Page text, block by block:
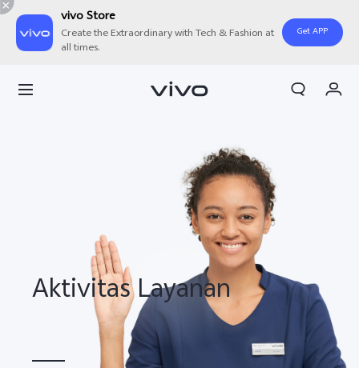
vivo Store
Create the Extraordinary with Tech & Fashion at
all times.
Get APP
Aktivitas Layanan